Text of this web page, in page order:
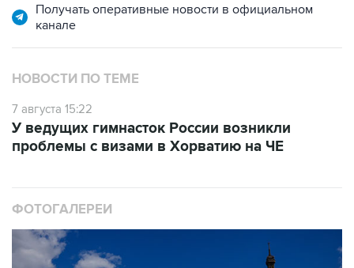
Получать оперативные новости в официальном
канале
НОВОСТИ ПО ТЕМЕ
7 августа 15:22
У ведущих гимнасток России возникли
проблемы с визами в Хорватию на ЧЕ
ФОТОГАЛЕРЕИ